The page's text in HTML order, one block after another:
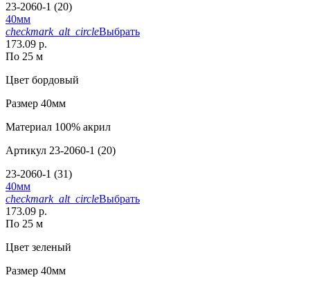
23-2060-1 (20)
40мм
checkmark_alt_circleВыбрать
173.09 р.
По 25 м
Цвет бордовый
Размер 40мм
Материал 100% акрил
Артикул 23-2060-1 (20)
23-2060-1 (31)
40мм
checkmark_alt_circleВыбрать
173.09 р.
По 25 м
Цвет зеленый
Размер 40мм